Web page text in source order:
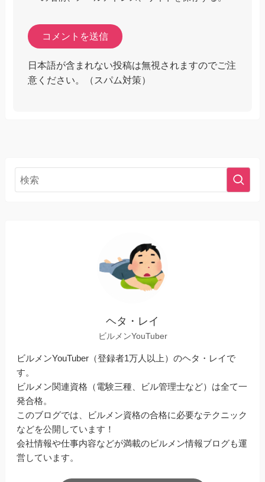
日本語が含まれない投稿は無視されますのでご注
意ください。（スパム対策）
ヘタ・レイ
ビルメンYouTuber
ビルメンYouTuber（登録者1万人以上）のヘタ・レイで
す。
ビルメン関連資格（電験三種、ビル管理士など）は全て一
発合格。
このブログでは、ビルメン資格の合格に必要なテクニック
などを公開しています！
会社情報や仕事内容などが満載のビルメン情報ブログも運
営しています。